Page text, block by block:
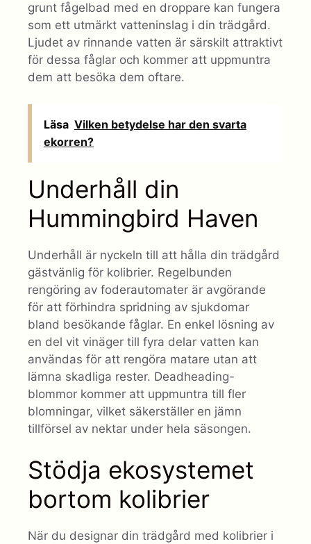
grunt fågelbad med en droppare kan fungera
som ett utmärkt vatteninslag i din trädgård.
Ljudet av rinnande vatten är särskilt attraktivt
för dessa fåglar och kommer att uppmuntra
dem att besöka dem oftare.
Läsa Vilken betydelse har den svarta
ekorren?
Underhåll din
Hummingbird Haven
Underhåll är nyckeln till att hålla din trädgård
gästvänlig för kolibrier. Regelbunden
rengöring av foderautomater är avgörande
för att förhindra spridning av sjukdomar
bland besökande fåglar. En enkel lösning av
en del vit vinäger till fyra delar vatten kan
användas för att rengöra matare utan att
lämna skadliga rester. Deadheading-
blommor kommer att uppmuntra till fler
blomningar, vilket säkerställer en jämn
tillförsel av nektar under hela säsongen.
Stödja ekosystemet
bortom kolibrier
När du designar din trädgård med kolibrier i